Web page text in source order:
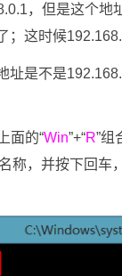
，但是这个
这时候
址是不是
面的“Win”+“R”组
称，并按下回车